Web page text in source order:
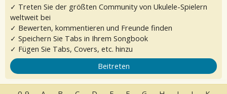
✓ Treten Sie der größten Community von Ukulele-Spielern
weltweit bei
✓ Bewerten, kommentieren und Freunde finden
✓ Speichern Sie Tabs in Ihrem Songbook
✓ Fügen Sie Tabs, Covers, etc. hinzu
Beitreten